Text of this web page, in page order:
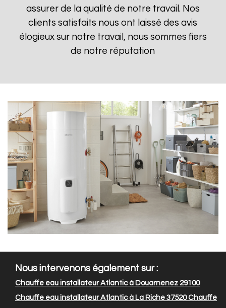
assurer de la qualité de notre travail. Nos
clients satisfaits nous ont laissé des avis
élogieux sur notre travail, nous sommes fiers
de notre réputation
Nous intervenons également sur :
Chauffe eau installateur Atlantic à Douarnenez 29100
Chauffe eau installateur Atlantic à La Riche 37520Chauffe